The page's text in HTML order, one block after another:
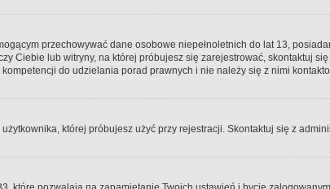
przechowywać dane osobowe niepełnoletnich do lat 13,
Ciebie lub witryny, na której próbujesz się zarejestrować, skontaktuj
do udzielania porad prawnych i nie należy się z nimi
której próbujesz użyć przy rejestracji. Skontaktuj się z